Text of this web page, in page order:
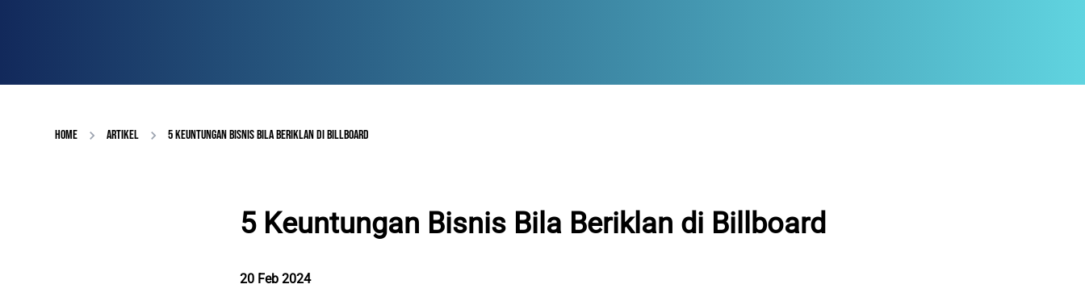
HOME ARTIKEL 5 KEUNTUNGAN BISNIS BILA BERIKLAN DI BILLBOARD
5 Keuntungan Bisnis Bila Beriklan di Billboard
20 Feb 2024